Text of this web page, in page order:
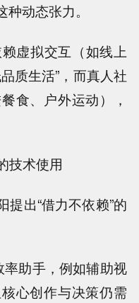
动态张力。
虚拟交互（如线上
质生活”，而真人社
食、户外运动），
技术使用
出“借力不依赖”的
助手，例如辅助视
心创作与决策仍需